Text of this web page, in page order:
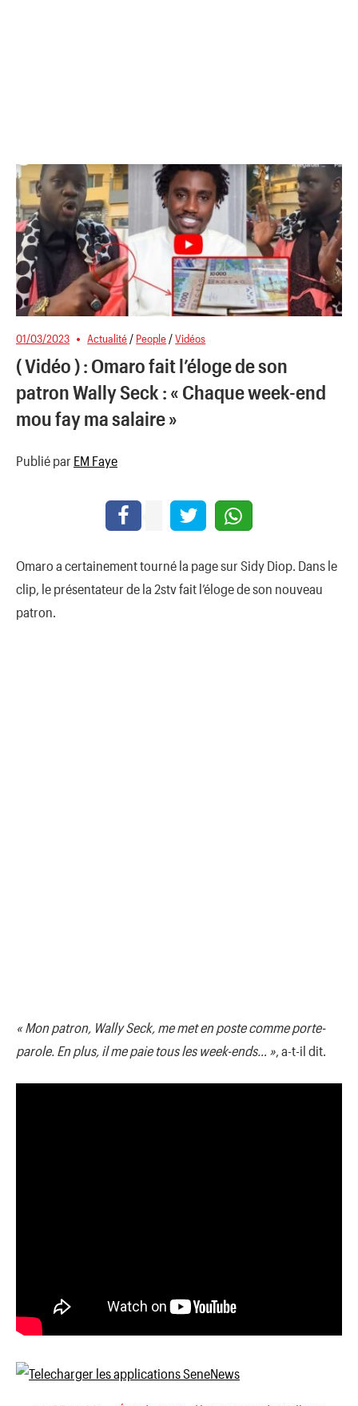
01/03/2023 Actualité / People /Vidéos
( Vidéo ) : Omaro fait l’éloge de son
patron Wally Seck : « Chaque week-end
mou fay ma salaire »
Publié par EM Faye
Omaro a certainement tourné la page sur Sidy Diop. Dans le
clip, le présentateur de la 2stv fait l’éloge de son nouveau
patron.
« Mon patron, Wally Seck, me met en poste comme porte-
parole. En plus, il me paie tous les week-ends… », a-t-il dit.